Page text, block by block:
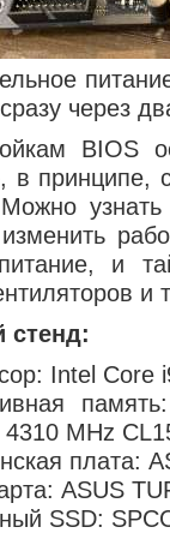
через
BIOS
в принципе,
Можно
и
и
стенд:
Intel Core
4310 MHz
плата:
ASUS
SSD: